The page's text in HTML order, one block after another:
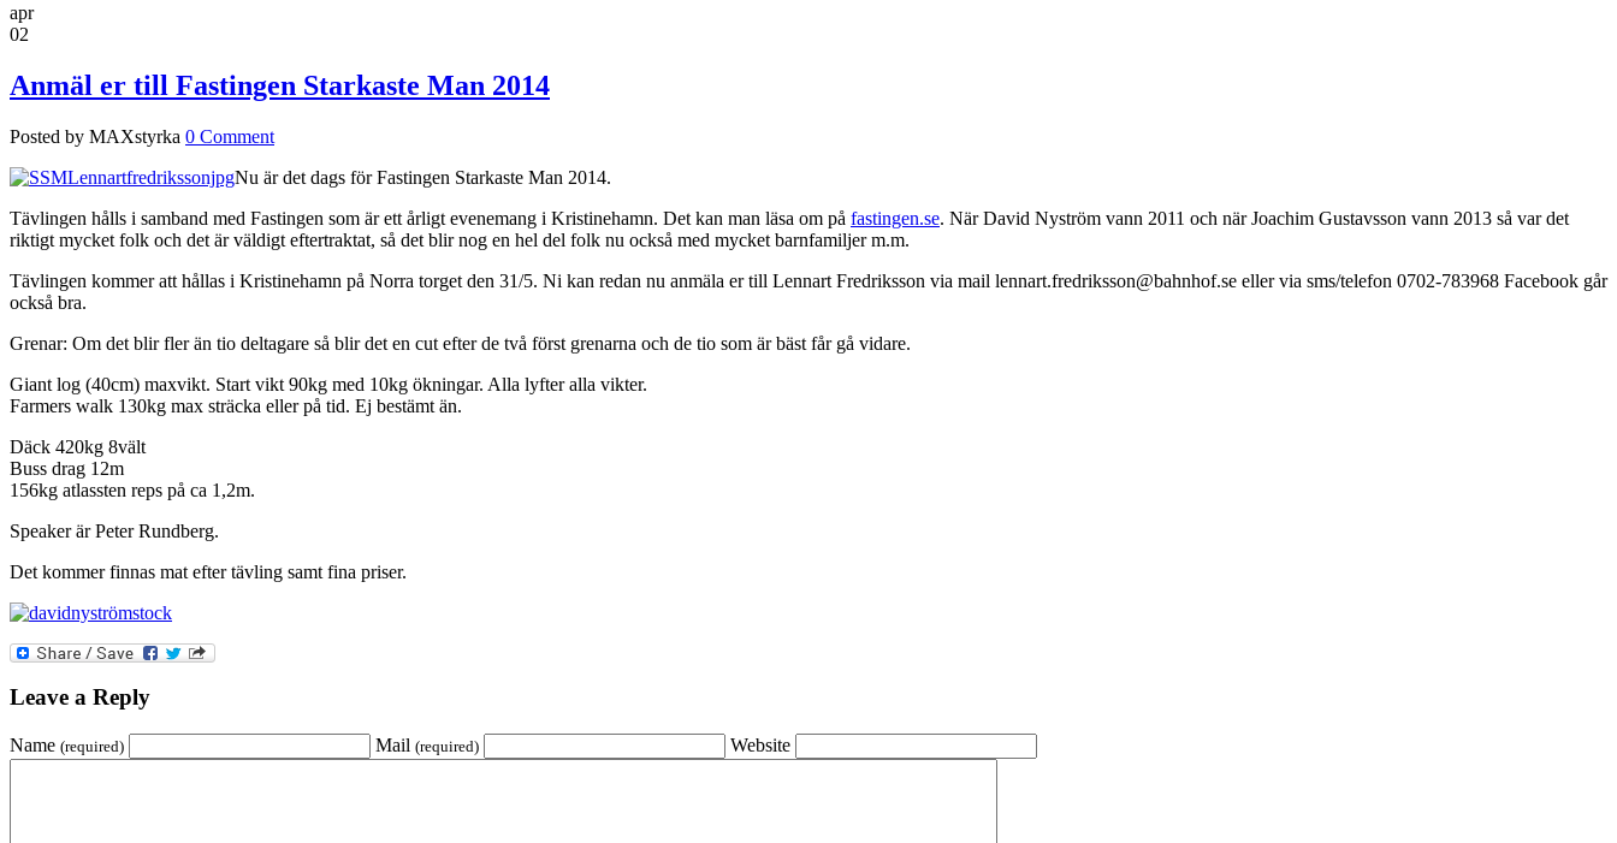
apr
02
Anmäl er till Fastingen Starkaste Man 2014
Posted by MAXstyrka 0 Comment
Nu är det dags för Fastingen Starkaste Man 2014.
Tävlingen hålls i samband med Fastingen som är ett årligt evenemang i Kristinehamn. Det kan man läsa om på fastingen.se. När David Nyström vann 2011 och när Joachim Gustavsson vann 2013 så var det
riktigt mycket folk och det är väldigt eftertraktat, så det blir nog en hel del folk nu också med mycket barnfamiljer m.m.
Tävlingen kommer att hållas i Kristinehamn på Norra torget den 31/5. Ni kan redan nu anmäla er till Lennart Fredriksson via mail lennart.fredriksson@bahnhof.se eller via sms/telefon 0702-783968 Facebook går
också bra.
Grenar: Om det blir fler än tio deltagare så blir det en cut efter de två först grenarna och de tio som är bäst får gå vidare.
Giant log (40cm) maxvikt. Start vikt 90kg med 10kg ökningar. Alla lyfter alla vikter.
Farmers walk 130kg max sträcka eller på tid. Ej bestämt än.
Däck 420kg 8vält
Buss drag 12m
156kg atlassten reps på ca 1,2m.
Speaker är Peter Rundberg.
Det kommer finnas mat efter tävling samt fina priser.
Leave a Reply
Name (required) Mail (required) Website